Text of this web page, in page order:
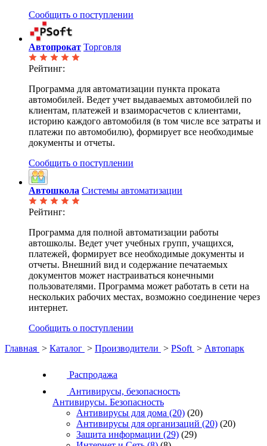
Сообщить о поступлении
Автопрокат Торговля
Рейтинг:
Программа для автоматизации пункта проката
автомобилей. Ведет учет выдаваемых автомобилей по
клиентам, платежей и взаиморасчетов с клиентами,
историю каждого автомобиля (в том числе все затраты и
платежи по автомобилю), формирует все необходимые
документы и отчеты.
Сообщить о поступлении
Автошкола Системы автоматизации
Рейтинг:
Программа для полной автоматизации работы
автошколы. Ведет учет учебных групп, учащихся,
платежей, формирует все необходимые документы и
отчеты. Внешний вид и содержание печатаемых
документов может настраиваться конечными
пользователями. Программа может работать в сети на
нескольких рабочих местах, возможно соединение через
интернет.
Сообщить о поступлении
Главная > Каталог > Производители > PSoft > Автопарк
Распродажа
Антивирусы, безопасность
Антивирусы. Безопасность
Антивирусы для дома (20) (20)
Антивирусы для организаций (20) (20)
Защита информации (29) (29)